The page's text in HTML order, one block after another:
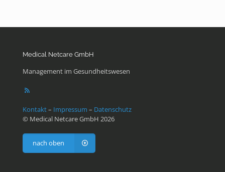
Medical Netcare GmbH
Management im Gesundheitswesen
Kontakt– Impressum – Datenschutz
© Medical Netcare GmbH 2026
nach oben